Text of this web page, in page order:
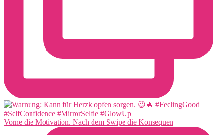
Vorne die Motivation. Nach dem Swipe die Konsequen